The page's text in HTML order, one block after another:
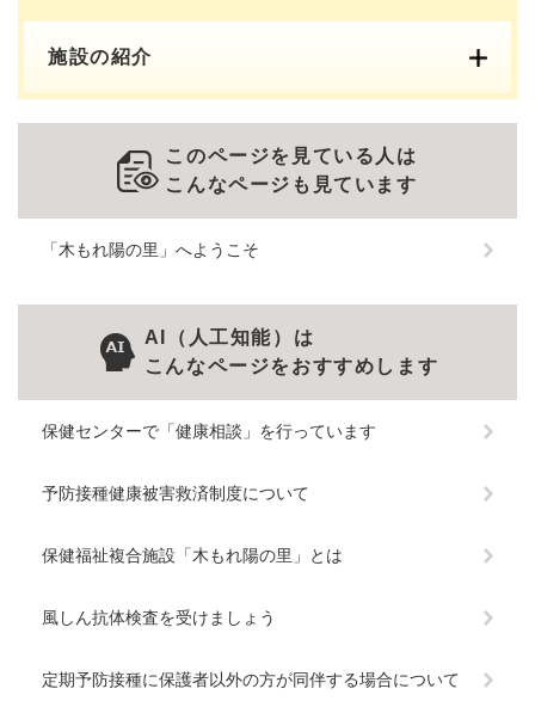
施設の紹介
このページを見ている人は
こんなページも見ています
「木もれ陽の里」へようこそ
AI（人工知能）は
こんなページをおすすめします
保健センターで「健康相談」を行っています
予防接種健康被害救済制度について
保健福祉複合施設「木もれ陽の里」とは
風しん抗体検査を受けましょう
定期予防接種に保護者以外の方が同伴する場合について